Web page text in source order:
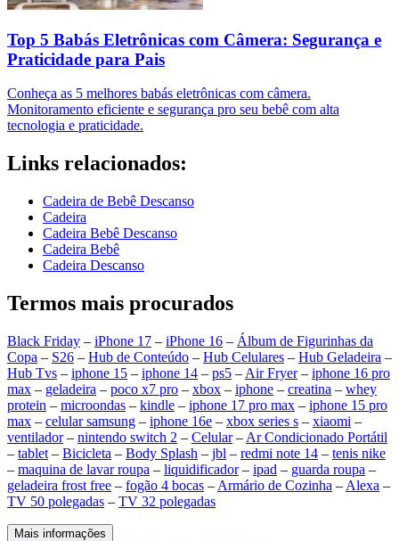
Top 5 Babás Eletrônicas com Câmera: Segurança e
Praticidade para Pais
Conheça as 5 melhores babás eletrônicas com câmera.
Monitoramento eficiente e segurança pro seu bebê com alta
tecnologia e praticidade.
Links relacionados:
Cadeira de Bebê Descanso
Cadeira
Cadeira Bebê Descanso
Cadeira Bebê
Cadeira Descanso
Termos mais procurados
Black Friday – iPhone 17 – iPhone 16 – Álbum de Figurinhas da
Copa – S26 – Hub de Conteúdo – Hub Celulares – Hub Geladeira –
Hub Tvs – iphone 15 – iphone 14 – ps5 – Air Fryer– iphone 16 pro
max – geladeira – poco x7 pro – xbox – iphone – creatina – whey
protein – microondas – kindle – iphone 17 pro max – iphone 15 pro
max – celular samsung – iphone 16e – xbox series s – xiaomi –
ventilador– nintendo switch 2 – Celular– Ar Condicionado Portátil
– tablet – Bicicleta – Body Splash – jbl – redmi note 14 – tenis nike
– maquina de lavar roupa – liquidificador– ipad – guarda roupa –
geladeira frost free – fogão 4 bocas – Armário de Cozinha – Alexa –
TV 50 polegadas – TV 32 polegadas
Mais informações